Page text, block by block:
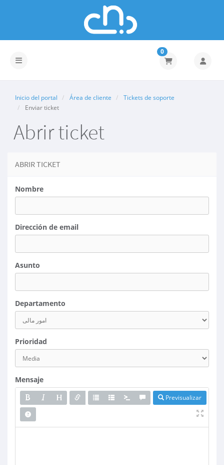
Activar/Desactivar navegación
0
Inicio del portal Área de cliente
Tickets de soporte
Enviar ticket
Abrir ticket
ABRIR TICKET
Nombre
Dirección de email
Asunto
Departamento
Prioridad
Mensaje
Previsualizar